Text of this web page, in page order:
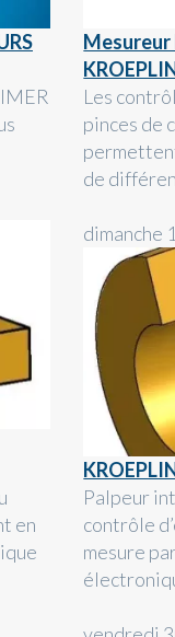
en
Mesureur
Les
pinces de
de
dimanche
Palpeur
contrôle
mesure